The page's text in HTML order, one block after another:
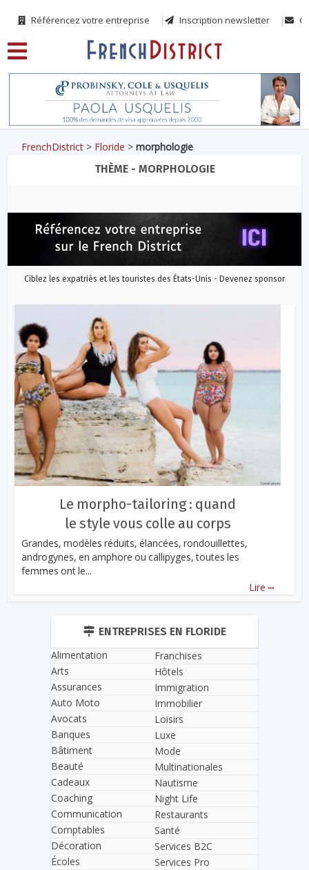
Référencez votre entreprise Inscription newsletter
FrenchDistrict > Floride >morphologie
THÈME - MORPHOLOGIE
Ciblez les expatriés et les touristes des États-Unis - Devenez sponsor
Le morpho-tailoring : quand
le style vous colle au corps
Grandes, modèles réduits, élancées, rondouillettes,
androgynes, en amphore ou callipyges, toutes les
femmes ont le...
Lire ...
ENTREPRISES EN FLORIDE
Alimentation
Arts
Assurances
Auto Moto
Avocats
Banques
Bâtiment
Beauté
Cadeaux
Coaching
Communication
Comptables
Décoration
Écoles
Franchises
Hôtels
Immigration
Immobilier
Loisirs
Luxe
Mode
Multinationales
Nautisme
Night Life
Restaurants
Santé
Services B2C
Services Pro